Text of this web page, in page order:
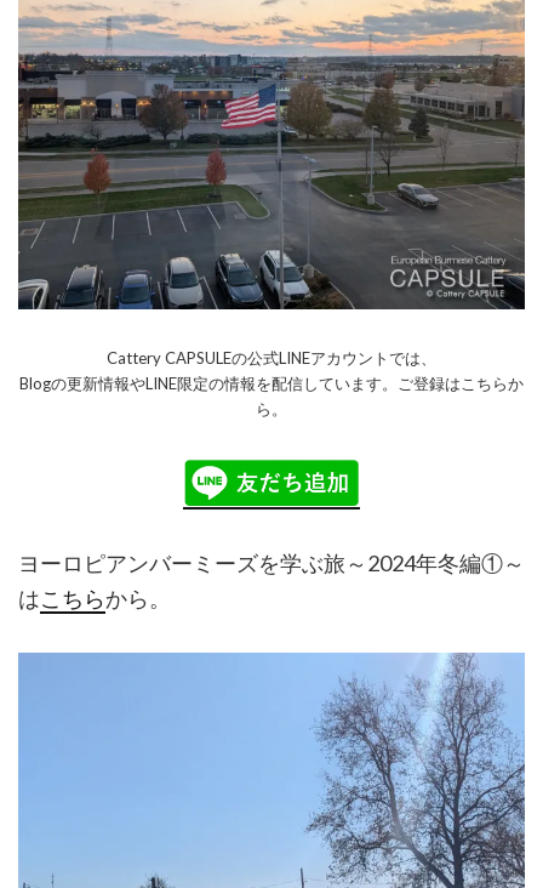
Cattery CAPSULEの公式LINEアカウントでは、
Blogの更新情報やLINE限定の情報を配信しています。ご登録はこちらか
ら。
ヨーロピアンバーミーズを学ぶ旅～2024年冬編①～
はこちらから。